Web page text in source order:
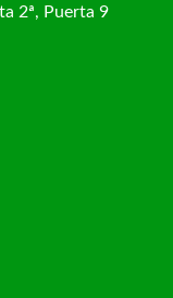
2ª, Puerta 9